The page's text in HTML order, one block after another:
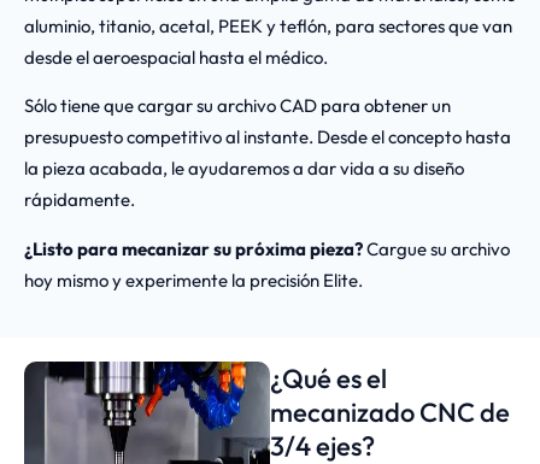
aluminio, titanio, acetal, PEEK y teflón, para sectores que van
desde el aeroespacial hasta el médico.
Sólo tiene que cargar su archivo CAD para obtener un
presupuesto competitivo al instante. Desde el concepto hasta
la pieza acabada, le ayudaremos a dar vida a su diseño
rápidamente.
¿Listo para mecanizar su próxima pieza?Cargue su archivo
hoy mismo y experimente la precisión Elite.
¿Qué es el
mecanizado CNC de
3/4 ejes?